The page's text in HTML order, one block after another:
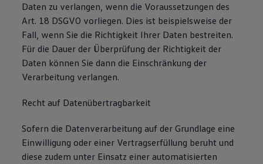
Daten zu verlangen, wenn die Voraussetzungen des
Art. 18 DSGVO vorliegen. Dies ist beispielsweise der
Fall, wenn Sie die Richtigkeit Ihrer Daten bestreiten.
Für die Dauer der Überprüfung der Richtigkeit der
Daten können Sie dann die Einschränkung der
Verarbeitung verlangen.
Recht auf Datenübertragbarkeit
Sofern die Datenverarbeitung auf der Grundlage eine
Einwilligung oder einer Vertragserfüllung beruht und
diese zudem unter Einsatz einer automatisierten